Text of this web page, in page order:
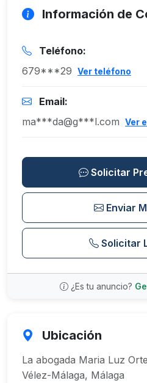
Información de
Teléfono:
679***29 Ver teléfono
Email:
ma***da@g***l.com Ver
Solicitar
Enviar
Solicitar
¿Es tu anuncio?
Ubicación
La abogada Maria Luz
Vélez-Málaga, Málaga